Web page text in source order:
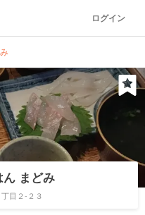
ログイン
ん まどみ
目２-２３